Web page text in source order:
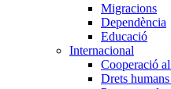
Migracions
Dependència
Educació
Internacional
Cooperació
Drets